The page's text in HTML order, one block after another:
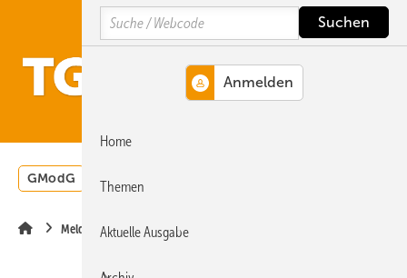
Hauptinhalt
Hauptmenü
SiteSearch
GModG Wärmepumpe
Meldungen
Search
Home
Themen
Aktuelle Ausgabe